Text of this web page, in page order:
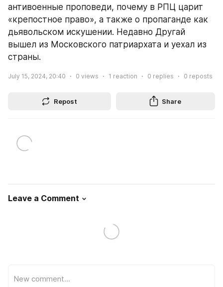
антивоенные проповеди, почему в РПЦ царит
«крепостное право», а также о пропаганде как
дьявольском искушении. Недавно Другай
вышел из Московского патриархата и уехал из
страны.
July 15, 2024, 20:40 0 views 1 reaction 0 replies 0 reposts
Repost Share
Leave a Comment